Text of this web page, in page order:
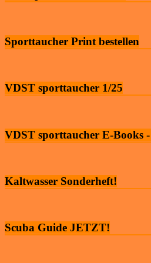
Sporttaucher Print bestellen
VDST sporttaucher 1/25
VDST sporttaucher E-Books
Kaltwasser Sonderheft!
Scuba Guide JETZT!